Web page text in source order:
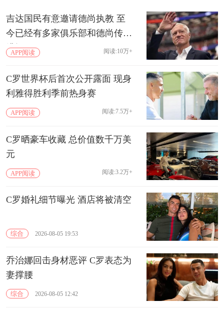
吉达国民有意邀请德尚执教 至
今已经有多家俱乐部和德尚传出
绯闻
APP阅读 阅读:10万+
C罗世界杯后首次公开露面 现身
利雅得胜利季前热身赛
APP阅读 阅读:7.5万+
C罗晒豪车收藏 总价值数千万美
元
APP阅读 阅读:3.2万+
C罗婚礼细节曝光 酒店将被清空
综合 2026-08-05 19:53
乔治娜回击身材恶评 C罗表态为
妻撑腰
综合 2026-08-05 12:42